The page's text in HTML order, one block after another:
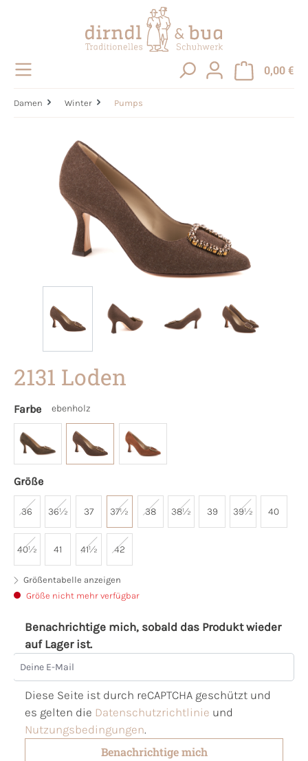
0,00 €
Damen Winter Pumps
Bildergalerie überspringen
2131 Loden
Farbe ebenholz
Größe
36 36½ 37 37½ 38 38½ 39 39½ 40
40½ 41 41½ 42
Größentabelle anzeigen
Größe nicht mehr verfügbar
Benachrichtige mich, sobald das Produkt wieder
auf Lager ist.
Deine E-Mail
Diese Seite ist durch reCAPTCHA geschützt und
es gelten die Datenschutzrichtlinie und
Nutzungsbedingungen.
Benachrichtige mich